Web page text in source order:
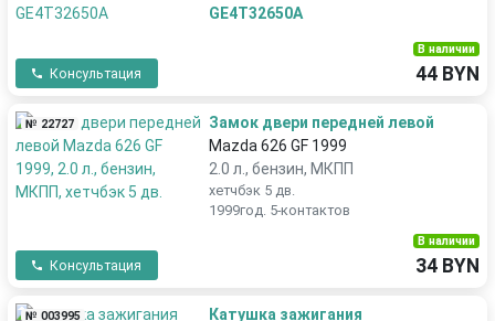
GE4T32650A
Консультация
В наличии
44 BYN
№ 22727
Замок двери передней левой
Mazda 626 GF 1999
2.0 л., бензин, МКПП
хетчбэк 5 дв.
1999год. 5-контактов
Консультация
В наличии
34 BYN
№ 003995
Катушка зажигания